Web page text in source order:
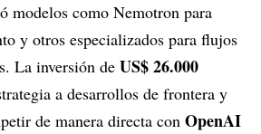
modelos como Nemotron para
y otros especializados para flujos
La inversión de US$ 26.000
a desarrollos de frontera y
de manera directa con OpenAI